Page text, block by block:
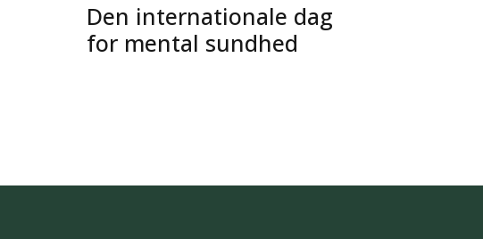
Den internationale dag
for mental sundhed